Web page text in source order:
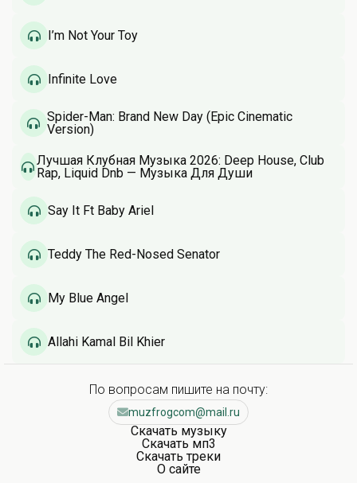
I’m Not Your Toy
Infinite Love
Spider-Man: Brand New Day (Epic Cinematic
Version)
Лучшая Клубная Музыка 2026: Deep House, Club
Rap, Liquid Dnb — Музыка Для Души
Say It Ft Baby Ariel
Teddy The Red-Nosed Senator
My Blue Angel
Allahi Kamal Bil Khier
По вопросам пишите на почту:
muzfrogcom@mail.ru
Скачать музыку
Скачать мп3
Скачать треки
О сайте